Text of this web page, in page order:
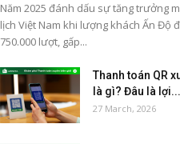
Năm 2025 đánh dấu sự tăng trưởng
lịch Việt Nam khi lượng khách Ấn Độ
750.000 lượt, gấp...
Thanh toán QR
là gì? Đâu là lợi...
27 March, 2026